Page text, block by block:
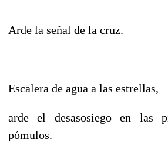
Arde la señal de la cruz.
Escalera de agua a las estrellas,
arde el desasosiego en las
pómulos.